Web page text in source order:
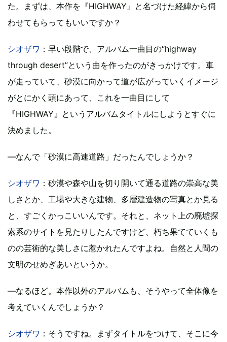
た。まずは、本作を『HIGHWAY』と名づけた経緯から伺
わせてもらってもいいですか？
シオザワ ：早い段階で、アルバム一曲目の“highway
through desert”という曲を作ったのがきっかけです。車
が走っていて、砂漠に向かって道が広がっていくイメージ
がとにかく頭にあって、これを一曲目にして
『HIGHWAY』というアルバムタイトルにしようとすぐに
決めました。
―なんで「砂漠に高速道路」だったんでしょうか？
シオザワ ：砂漠や森や山を切り開いて通る道路の崇高な美
しさとか、工場や大きな建物、多層建造物の写真とか見る
と、すごくかっこいいんです。それと、ネット上の廃墟探
索系のサイトを見たりしたんですけど、朽ち果てていくも
のの芸術的な美しさに惹かれたんですよね。自然と人間の
文明のせめぎあいというか。
―なるほど。本作以外のアルバムも、そうやって全体像を
考えていくんでしょうか？
シオザワ ：そうですね。まずタイトルをつけて、そこに今